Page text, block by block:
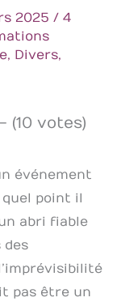
2025 / 4
, Divers,
(10 votes)
événement
quel point il
abri fiable
des
pas être un